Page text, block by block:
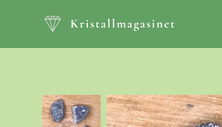
Kristallmagasinet